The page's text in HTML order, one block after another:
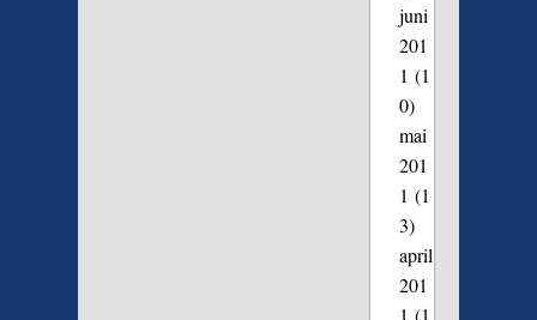
juni
201
1 (1
0)
mai
201
1 (1
3)
april
201
1 (1